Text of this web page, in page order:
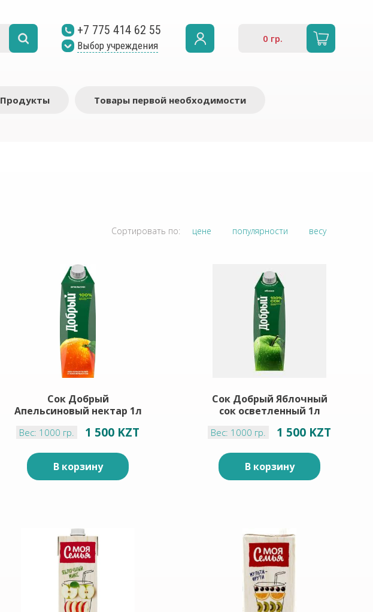
+7 775 414 62 55
Выбор учреждения
0 гр.
Продукты Товары первой необходимости
Сортировать по: цене популярности весу
Сок Добрый
Апельсиновый нектар 1л
Вес: 1000 гр. 1 500 KZT
В корзину
Сок Добрый Яблочный
сок осветленный 1л
Вес: 1000 гр. 1 500 KZT
В корзину